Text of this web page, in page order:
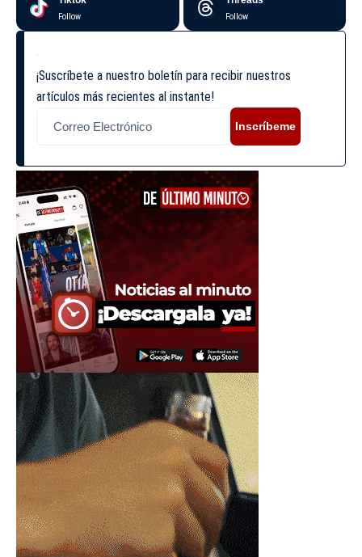
Follow Follow
¡Suscríbete a nuestro boletín para recibir nuestros
artículos más recientes al instante!
Inscríbeme